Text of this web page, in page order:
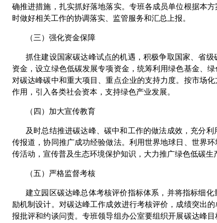
确推进措施，扎实抓好落地落实。专班各成员单位根据本
时做好相关工作的协调落实、监管服务和汇总上报。
（三）强化资金保障
抓住建设国家碳达峰试点的机遇，积极争取国家、省
资金，设立绿色低碳发展专项资金，统筹利用绿色基金、
对碳达峰碳中和重大项目、重点企业的支持力度。按市场
作用，引入各类社会资本，支持绿色产业发展。
（四）加大宣传教育
及时总结推进碳达峰、碳中和工作的做法成效，充分
传报道，协同推广成功经验做法。利用世界地球日、世界
传活动，宣传普及生态环境保护知识，大力推广绿色低碳
（五）严格监督考核
建立园区碳达峰总体考核评价指标体系，并将指标细
励机制设计。对碳达峰工作成效进行考核评价，成绩突出
报批评和约谈问责。专班领导组办公室要组织开展碳达峰